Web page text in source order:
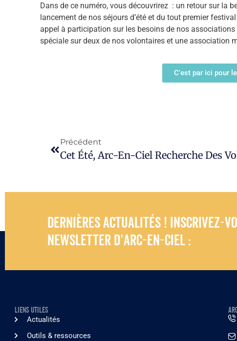
Dans de ce numéro, vous découvrirez : un retour sur la
lancement de nos séjours d’été et du tout premier
appel à participation sur les besoins de nos
spéciale sur deux de nos volontaires et une association
C'est par ici pour
Précédent
Dernières actualités ! Inscrivez-
newsletter d’Arc-en-Ciel :
LIENS UTILES
Actualités
Outils & ressources